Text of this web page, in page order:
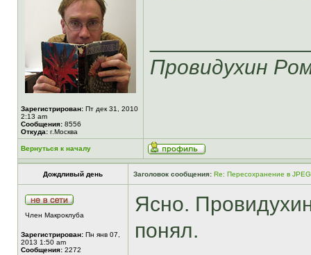
Зарегистрирован: Пт дек 31, 2010
2:13 am
Сообщения: 8556
Откуда: г.Москва
Провидухин
Вернуться к началу
Дождливый день Заголовок сообщения: Re: Пересохранение в JPEG
Член Макроклуба
Зарегистрирован: Пн янв 07,
2013 1:50 am
Сообщения: 2272
Ясно.
понял.